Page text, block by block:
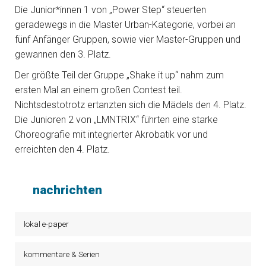
Die Junior*innen 1 von „Power Step“ steuerten
geradewegs in die Master Urban-Kategorie, vorbei an
fünf Anfänger Gruppen, sowie vier Master-Gruppen und
gewannen den 3. Platz.
Der größte Teil der Gruppe „Shake it up“ nahm zum
ersten Mal an einem großen Contest teil.
Nichtsdestotrotz ertanzten sich die Mädels den 4. Platz.
Die Junioren 2 von „LMNTRIX“ führten eine starke
Choreografie mit integrierter Akrobatik vor und
erreichten den 4. Platz.
nachrichten
lokal e-paper
kommentare & Serien